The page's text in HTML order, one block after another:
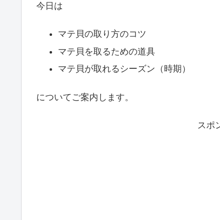
今日は
マテ貝の取り方のコツ
マテ貝を取るための道具
マテ貝が取れるシーズン（時期）
についてご案内します。
スポ